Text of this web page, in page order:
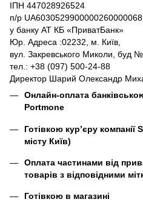
ІПН 447028926524
п/р
у банку АТ КБ «ПриватБанк»
Юр. Адреса :02232, м. Київ,
вул. Закревського Миколи, буд
тел.: +38 (097) 500-24-88
Директор Шарий Олександр
Онлайн-оплата
Portmone
Готівкою кур’єру компанії
місту Київ)
Оплата частинами від
товарів з відповідними
Готівкою в магазині